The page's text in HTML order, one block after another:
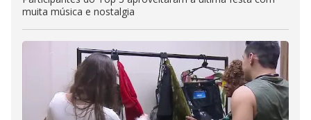
muita música e nostalgia